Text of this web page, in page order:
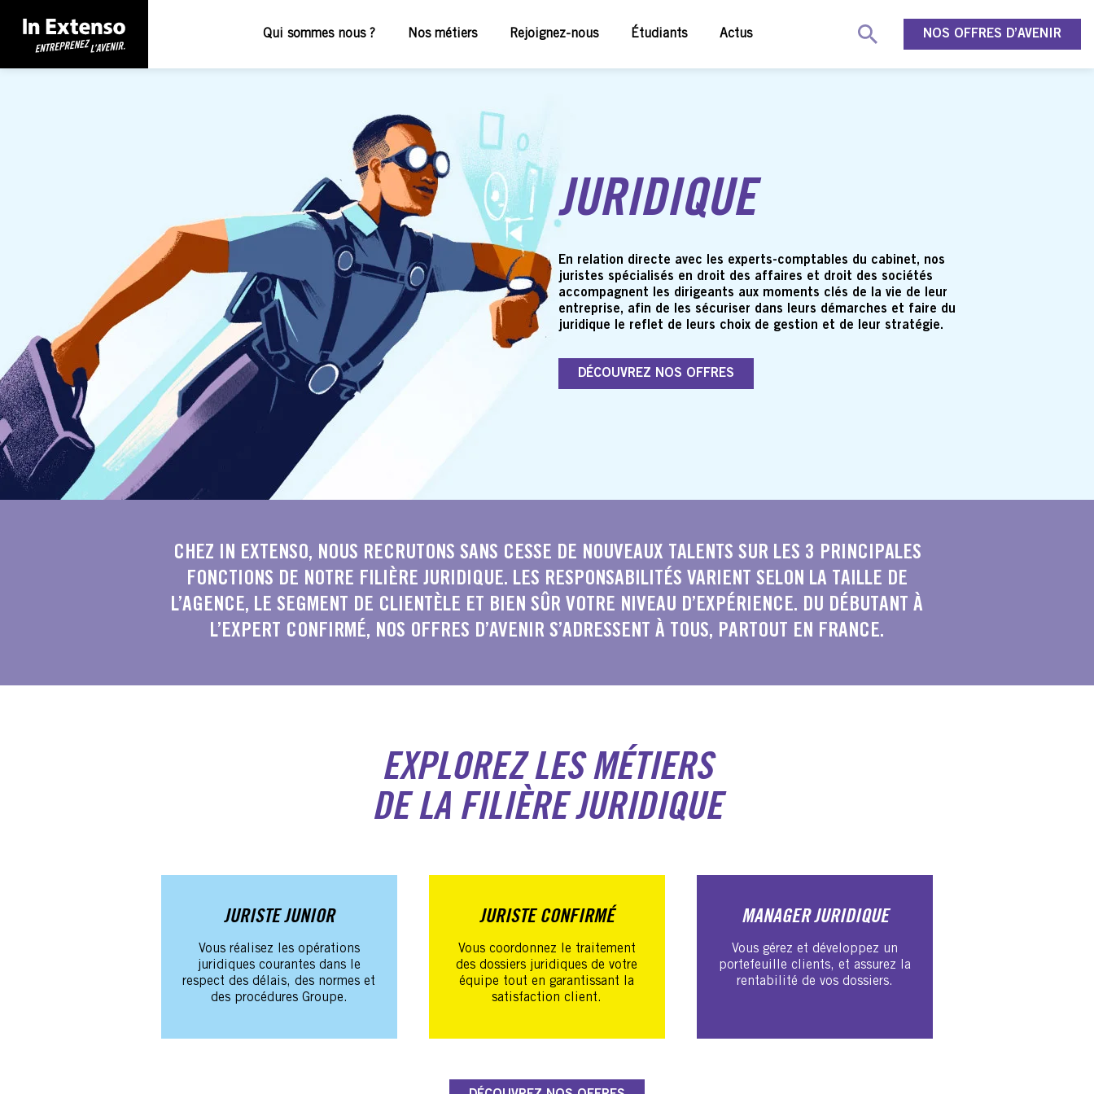
Qui sommes nous ? Nos métiers Rejoignez-nous Étudiants Actus NOS OFFRES D’AVENIR
JURIDIQUE
En relation directe avec les experts-comptables du cabinet, nos
juristes spécialisés en droit des affaires et droit des sociétés
accompagnent les dirigeants aux moments clés de la vie de leur
entreprise, afin de les sécuriser dans leurs démarches et faire du
juridique le reflet de leurs choix de gestion et de leur stratégie.
DÉCOUVREZ NOS OFFRES
CHEZ IN EXTENSO, NOUS RECRUTONS SANS CESSE DE NOUVEAUX TALENTS SUR LES 3 PRINCIPALES
FONCTIONS DE NOTRE FILIÈRE JURIDIQUE. LES RESPONSABILITÉS VARIENT SELON LA TAILLE DE
L’AGENCE, LE SEGMENT DE CLIENTÈLE ET BIEN SÛR VOTRE NIVEAU D’EXPÉRIENCE. DU DÉBUTANT À
L’EXPERT CONFIRMÉ, NOS OFFRES D’AVENIR S’ADRESSENT À TOUS, PARTOUT EN FRANCE.
EXPLOREZ LES MÉTIERS
DE LA FILIÈRE JURIDIQUE
JURISTE JUNIOR
Vous réalisez les opérations
juridiques courantes dans le
respect des délais, des normes et
des procédures Groupe.
JURISTE CONFIRMÉ
Vous coordonnez le traitement
des dossiers juridiques de votre
équipe tout en garantissant la
satisfaction client.
MANAGER JURIDIQUE
Vous gérez et développez un
portefeuille clients, et assurez la
rentabilité de vos dossiers.